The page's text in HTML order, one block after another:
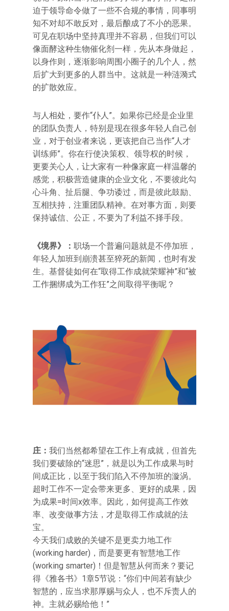
迫于领导命令做了一些不合规的事情，同事明
知不对却不敢反对，最后酿成了不小的恶果。
可见在职场中坚持真理并不容易，但我们可以
像面酵这种生物催化剂一样，先从本身做起，
以身作则，逐渐影响周围小圈子的几个人，然
后扩大到更多的人群当中。这就是一种涟漪式
的扩散效应。
与人相处，要作“仆人”。如果你已经是企业里
的团队负责人，特别是现在很多年轻人自己创
业，对于创业者来说，更该把自己当作“人才
训练师”。你在行使决策权、领导权的时候，
更要关心人，让大家有一种像家庭一样温馨的
感觉，积极营造健康的企业文化，不要彼此勾
心斗角、扯后腿、争功诿过，而是彼此鼓励、
互相扶持，注重团队精神。在对事方面，则要
保持诚信、公正，不要为了利益不择手段。
《境界》： 职场一个普遍问题就是不停加班，
年轻人加班到崩溃甚至猝死的新闻，也时有发
生。基督徒如何在“取得工作成就荣耀神”和“被
工作捆绑成为工作狂”之间取得平衡呢？
庄： 我们当然都希望在工作上有成就，但首先
我们要破除的“迷思”，就是以为工作成果与时
间成正比，以至于我们陷入不停加班的漩涡。
超时工作不一定会带来更多、更好的成果，因
为成果=时间x效率。因此，如何提高工作效
率、改变做事方法，才是取得工作成就的法
宝。
今天我们成败的关键不是更卖力地工作
(working harder)，而是要更有智慧地工作
(working smarter)！但是智慧从何而来？要记
得《雅各书》1章5节说：“你们中间若有缺少
智慧的，应当求那厚赐与众人，也不斥责人的
神。主就必赐给他！”